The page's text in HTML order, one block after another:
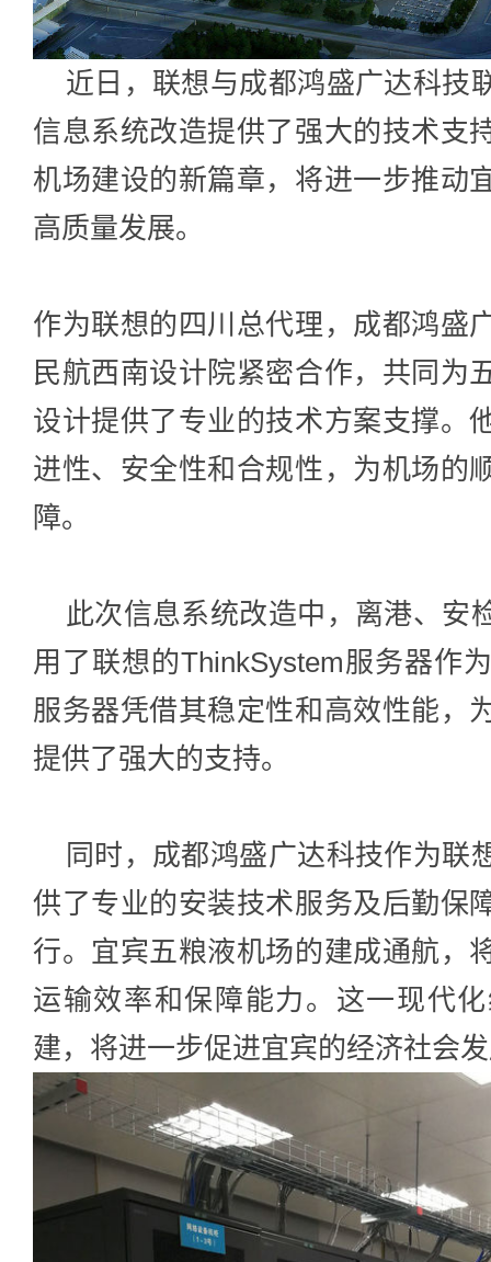
近日，联想与成都鸿盛广达科技
信息系统改造提供了强大的技术支
机场建设的新篇章，将进一步推动
高质量发展。
作为联想的四川总代理，成都鸿盛
民航西南设计院紧密合作，共同为
设计提供了专业的技术方案支撑。
进性、安全性和合规性，为机场的
障。
此次信息系统改造中，离港、安
用了联想的ThinkSystem服务器作
服务器凭借其稳定性和高效性能，
提供了强大的支持。
同时，成都鸿盛广达科技作为联
供了专业的安装技术服务及后勤保
行。宜宾五粮液机场的建成通航，
运输效率和保障能力。这一现代
建，将进一步促进宜宾的经济社会